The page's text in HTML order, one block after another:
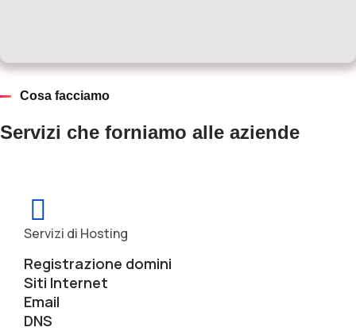
Cosa facciamo
Servizi che forniamo alle aziende
Servizi di Hosting
Registrazione domini
Siti Internet
Email
DNS